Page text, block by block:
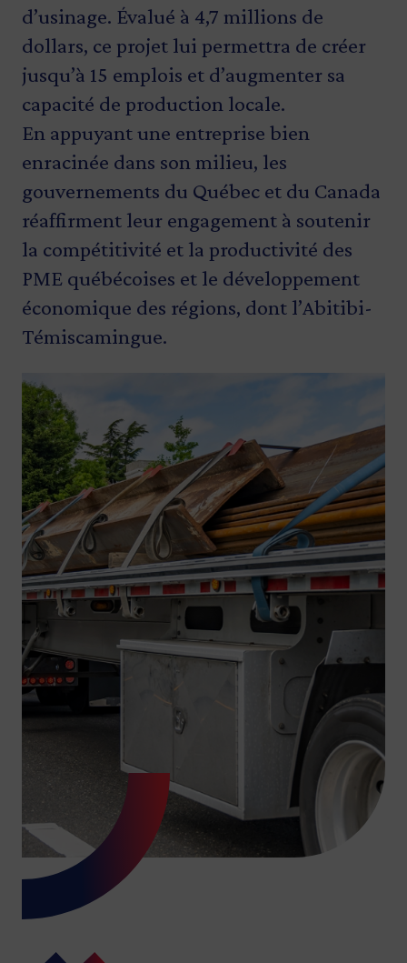
d’usinage. Évalué à 4,7 millions de
dollars, ce projet lui permettra de créer
jusqu’à 15 emplois et d’augmenter sa
capacité de production locale.
En appuyant une entreprise bien
enracinée dans son milieu, les
gouvernements du Québec et du Canada
réaffirment leur engagement à soutenir
la compétitivité et la productivité des
PME québécoises et le développement
économique des régions, dont l’Abitibi-
Témiscamingue.
Image